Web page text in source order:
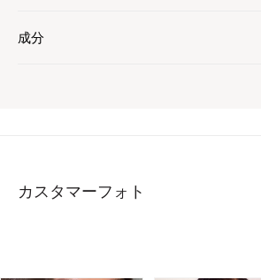
成分
カスタマーフォト